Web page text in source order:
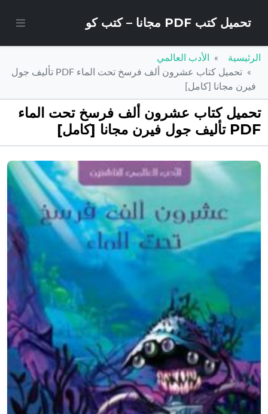
تحميل كتب PDF مجانا – كتب كو
الرئيسية
الأدب العالمي
تحميل كتاب عشرون ألف فرسخ تحت الماء PDF تأليف جول
فيرن مجانا [كامل]
تحميل كتاب عشرون ألف فرسخ تحت الماء
PDF تأليف جول فيرن مجانا [كامل]